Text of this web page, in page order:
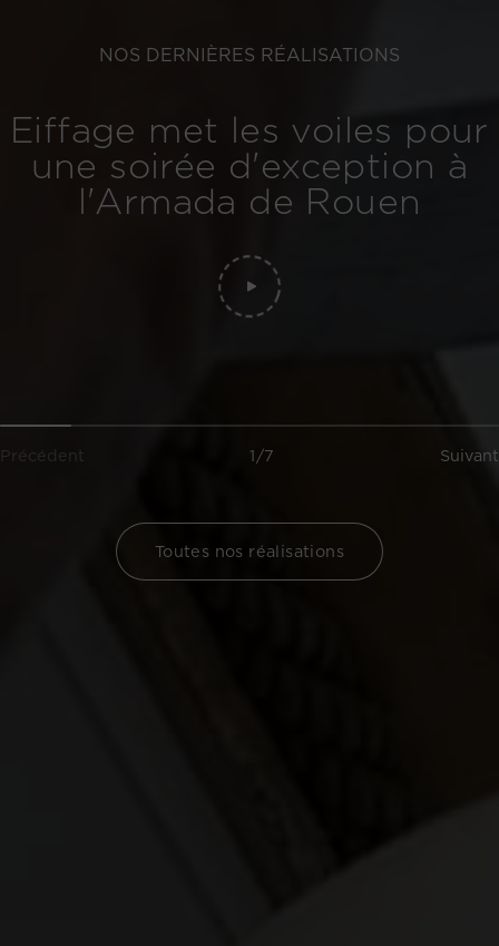
NOS DERNIÈRES RÉALISATIONS
Eiffage met les voiles pour
une soirée d'exception à
l'Armada de Rouen
Précédent 1/7 Suivant
Toutes nos réalisations